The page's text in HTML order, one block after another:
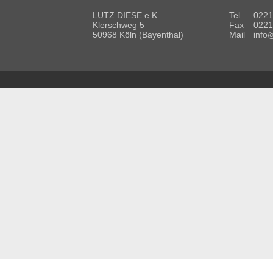
LUTZ DIESE e.K.
Klerschweg 5
50968 Köln (Bayenthal)
Tel
Fax
Mail